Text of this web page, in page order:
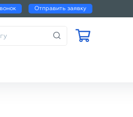
Отправить заявку
Калькулятор